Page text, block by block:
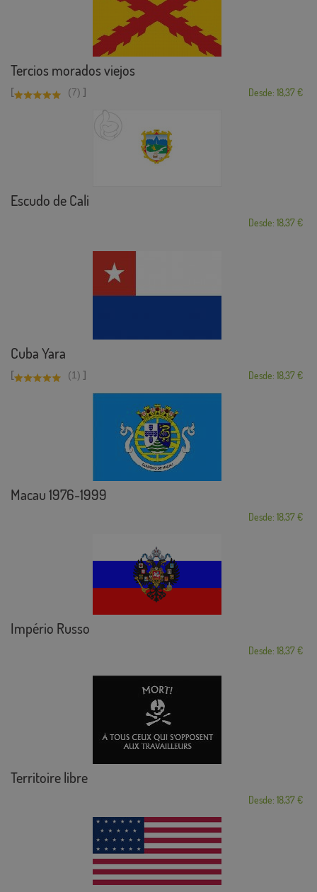
Tercios morados viejos
[ (7) ] Desde: 18,37 €
Escudo de Cali
Desde: 18,37 €
Cuba Yara
[ (1) ] Desde: 18,37 €
Macau 1976-1999
Desde: 18,37 €
Império Russo
Desde: 18,37 €
Territoire libre
Desde: 18,37 €